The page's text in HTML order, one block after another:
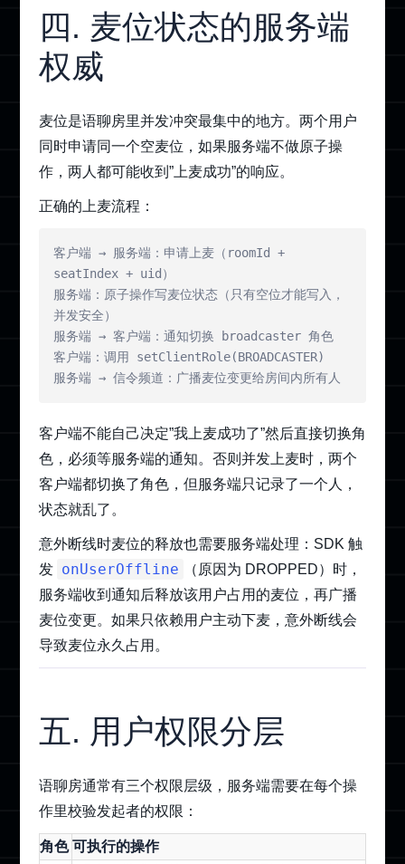
四. 麦位状态的服务端
权威
麦位是语聊房里并发冲突最集中的地方。两个用户
同时申请同一个空麦位，如果服务端不做原子操
作，两人都可能收到”上麦成功”的响应。
正确的上麦流程：
客户端 → 服务端：申请上麦（roomId +
seatIndex + uid）
服务端：原子操作写麦位状态（只有空位才能写入，
并发安全）
服务端 → 客户端：通知切换 broadcaster 角色
客户端：调用 setClientRole(BROADCASTER)
服务端 → 信令频道：广播麦位变更给房间内所有人
客户端不能自己决定”我上麦成功了”然后直接切换角
色，必须等服务端的通知。否则并发上麦时，两个
客户端都切换了角色，但服务端只记录了一个人，
状态就乱了。
意外断线时麦位的释放也需要服务端处理：SDK 触
发 onUserOffline
（原因为 DROPPED）时，
服务端收到通知后释放该用户占用的麦位，再广播
麦位变更。如果只依赖用户主动下麦，意外断线会
导致麦位永久占用。
五. 用户权限分层
语聊房通常有三个权限层级，服务端需要在每个操
作里校验发起者的权限：
角色 可执行的操作